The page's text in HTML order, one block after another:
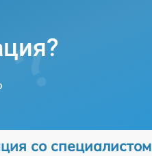
со специалистом